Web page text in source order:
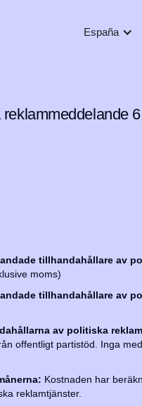
España
tillhandahållare av
moms)
tillhandahållare av
av politiska
offentligt partistöd. Inga
Kostnaden har
reklamtjänster.